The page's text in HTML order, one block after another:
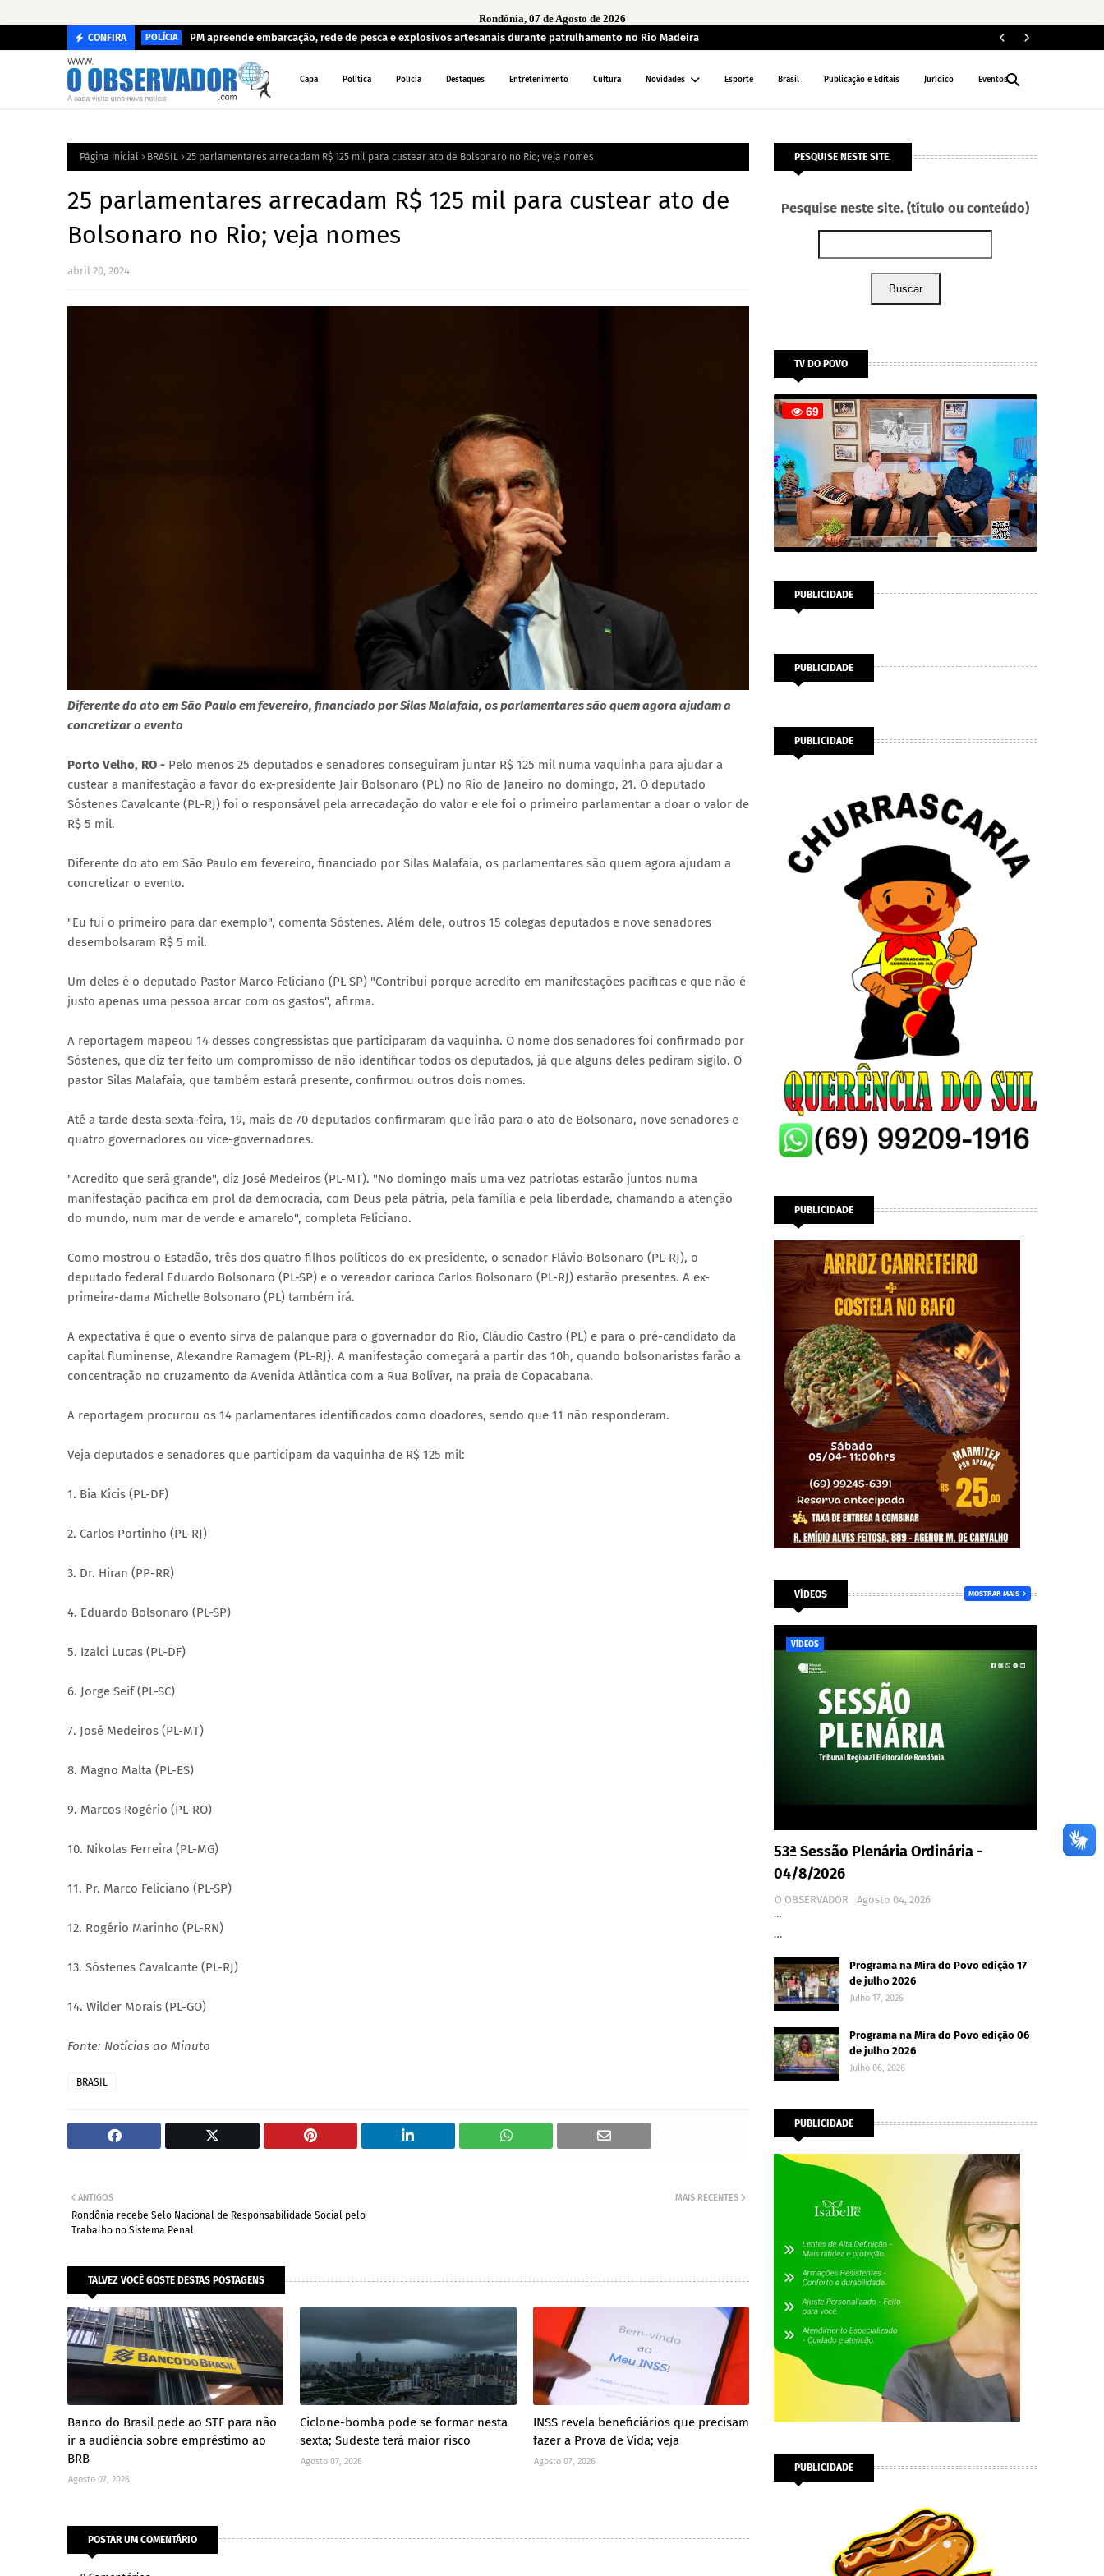
Rondônia, 07 de Agosto de 2026
CONFIRA POLÍCIA PM apreende embarcação, rede de pesca e explosivos artesanais durante patrulhamento no Rio Madeira
Capa Política Polícia Destaques Entretenimento Cultura Novidades Esporte Brasil Publicação e Editais Jurídico Eventos
Página inicial BRASIL 25 parlamentares arrecadam R$ 125 mil para custear ato de Bolsonaro no Rio; veja nomes
25 parlamentares arrecadam R$ 125 mil para custear ato de
Bolsonaro no Rio; veja nomes
abril 20, 2024
Diferente do ato em São Paulo em fevereiro, financiado por Silas Malafaia, os parlamentares são quem agora ajudam a
concretizar o evento
Porto Velho, RO - Pelo menos 25 deputados e senadores conseguiram juntar R$ 125 mil numa vaquinha para ajudar a
custear a manifestação a favor do ex-presidente Jair Bolsonaro (PL) no Rio de Janeiro no domingo, 21. O deputado
Sóstenes Cavalcante (PL-RJ) foi o responsável pela arrecadação do valor e ele foi o primeiro parlamentar a doar o valor de
R$ 5 mil.
Diferente do ato em São Paulo em fevereiro, financiado por Silas Malafaia, os parlamentares são quem agora ajudam a
concretizar o evento.
"Eu fui o primeiro para dar exemplo", comenta Sóstenes. Além dele, outros 15 colegas deputados e nove senadores
desembolsaram R$ 5 mil.
Um deles é o deputado Pastor Marco Feliciano (PL-SP) "Contribui porque acredito em manifestações pacíficas e que não é
justo apenas uma pessoa arcar com os gastos", afirma.
A reportagem mapeou 14 desses congressistas que participaram da vaquinha. O nome dos senadores foi confirmado por
Sóstenes, que diz ter feito um compromisso de não identificar todos os deputados, já que alguns deles pediram sigilo. O
pastor Silas Malafaia, que também estará presente, confirmou outros dois nomes.
Até a tarde desta sexta-feira, 19, mais de 70 deputados confirmaram que irão para o ato de Bolsonaro, nove senadores e
quatro governadores ou vice-governadores.
"Acredito que será grande", diz José Medeiros (PL-MT). "No domingo mais uma vez patriotas estarão juntos numa
manifestação pacífica em prol da democracia, com Deus pela pátria, pela família e pela liberdade, chamando a atenção
do mundo, num mar de verde e amarelo", completa Feliciano.
Como mostrou o Estadão, três dos quatro filhos políticos do ex-presidente, o senador Flávio Bolsonaro (PL-RJ), o
deputado federal Eduardo Bolsonaro (PL-SP) e o vereador carioca Carlos Bolsonaro (PL-RJ) estarão presentes. A ex-
primeira-dama Michelle Bolsonaro (PL) também irá.
A expectativa é que o evento sirva de palanque para o governador do Rio, Cláudio Castro (PL) e para o pré-candidato da
capital fluminense, Alexandre Ramagem (PL-RJ). A manifestação começará a partir das 10h, quando bolsonaristas farão a
concentração no cruzamento da Avenida Atlântica com a Rua Bolívar, na praia de Copacabana.
A reportagem procurou os 14 parlamentares identificados como doadores, sendo que 11 não responderam.
Veja deputados e senadores que participam da vaquinha de R$ 125 mil:
1. Bia Kicis (PL-DF)
2. Carlos Portinho (PL-RJ)
3. Dr. Hiran (PP-RR)
4. Eduardo Bolsonaro (PL-SP)
5. Izalci Lucas (PL-DF)
6. Jorge Seif (PL-SC)
7. José Medeiros (PL-MT)
8. Magno Malta (PL-ES)
9. Marcos Rogério (PL-RO)
10. Nikolas Ferreira (PL-MG)
11. Pr. Marco Feliciano (PL-SP)
12. Rogério Marinho (PL-RN)
13. Sóstenes Cavalcante (PL-RJ)
14. Wilder Morais (PL-GO)
Fonte: Notícias ao Minuto
BRASIL
MAIS RECENTES
ANTIGOS
Rondônia recebe Selo Nacional de Responsabilidade Social pelo
Trabalho no Sistema Penal
TALVEZ VOCÊ GOSTE DESTAS POSTAGENS
Banco do Brasil pede ao STF para não
ir a audiência sobre empréstimo ao
BRB
Agosto 07, 2026
Ciclone-bomba pode se formar nesta
sexta; Sudeste terá maior risco
Agosto 07, 2026
INSS revela beneficiários que precisam
fazer a Prova de Vida; veja
Agosto 07, 2026
POSTAR UM COMENTÁRIO
PESQUISE NESTE SITE.
Pesquise neste site. (título ou conteúdo)
Buscar
TV DO POVO
PUBLICIDADE
PUBLICIDADE
PUBLICIDADE
PUBLICIDADE
VÍDEOS MOSTRAR MAIS
VÍDEOS
53ª Sessão Plenária Ordinária -
04/8/2026
O OBSERVADOR
Agosto 04, 2026
…
…
Programa na Mira do Povo edição 17
de julho 2026
Julho 17, 2026
Programa na Mira do Povo edição 06
de julho 2026
Julho 06, 2026
PUBLICIDADE
PUBLICIDADE